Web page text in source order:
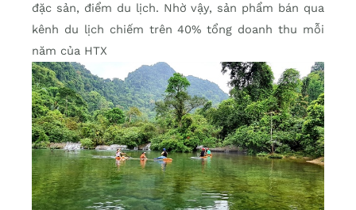
đặc sản, điểm du lịch. Nhờ vậy, sản phẩm bán qua
kênh du lịch chiếm trên 40% tổng doanh thu mỗi
năm của HTX